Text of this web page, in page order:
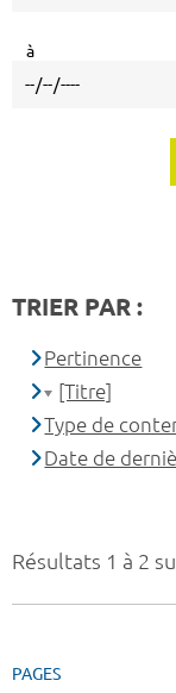
Résultats 1 à 2
PAGES
à
TRIER PAR :
Pertinence
[Titre]
Type de
Date de